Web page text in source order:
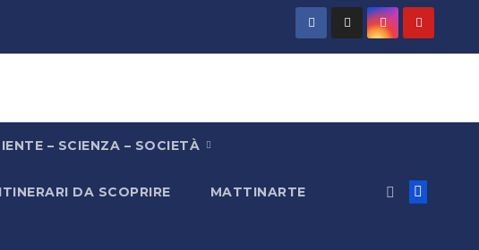
– SCIENZA – SOCIETÀ
ITINERARI DA SCOPRIRE MATTINARTE